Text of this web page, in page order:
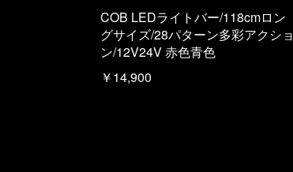
COB LEDライトバー/118cmロン
グサイズ/28パターン多彩アクショ
ン/12V24V 赤色青色
￥14,900